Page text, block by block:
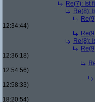
Re(7): Ist
Re(8):
12:34:44)
Re(8):
12:36:18)
12:54:56)
12:58:33)
18:20:54)